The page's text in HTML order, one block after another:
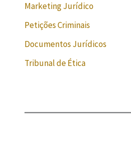
Marketing Jurídico
Petições Criminais
Documentos Jurídicos
Tribunal de Ética